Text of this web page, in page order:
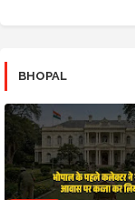
BHOPAL